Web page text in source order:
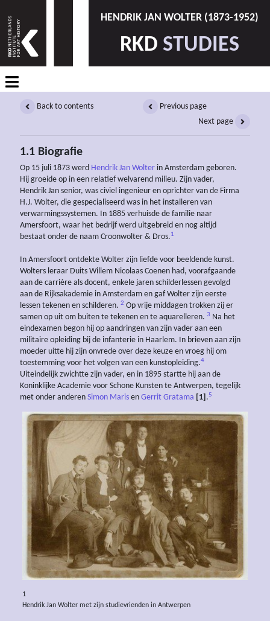
HENDRIK JAN WOLTER (1873-1952)
RKD STUDIES
Back to contents
Previous page
Next page
1.1 Biografie
Op 15 juli 1873 werd Hendrik Jan Wolter in Amsterdam geboren.
Hij groeide op in een relatief welvarend milieu. Zijn vader,
Hendrik Jan senior, was civiel ingenieur en oprichter van de Firma
H.J. Wolter, die gespecialiseerd was in het installeren van
verwarmingssystemen. In 1885 verhuisde de familie naar
Amersfoort, waar het bedrijf werd uitgebreid en nog altijd
bestaat onder de naam Croonwolter & Dros.1
In Amersfoort ontdekte Wolter zijn liefde voor beeldende kunst.
Wolters leraar Duits Willem Nicolaas Coenen had, voorafgaande
aan de carrière als docent, enkele jaren schilderlessen gevolgd
aan de Rijksakademie in Amsterdam en gaf Wolter zijn eerste
lessen tekenen en schilderen. 2 Op vrije middagen trokken zij er
samen op uit om buiten te tekenen en te aquarelleren. 3 Na het
eindexamen begon hij op aandringen van zijn vader aan een
militaire opleiding bij de infanterie in Haarlem. In brieven aan zijn
moeder uitte hij zijn onvrede over deze keuze en vroeg hij om
toestemming voor het volgen van een kunstopleiding.4
Uiteindelijk zwichtte zijn vader, en in 1895 startte hij aan de
Koninklijke Academie voor Schone Kunsten te Antwerpen, tegelijk
met onder anderen Simon Maris en Gerrit Gratama [1] .5
1
Hendrik Jan Wolter met zijn studievrienden in Antwerpen